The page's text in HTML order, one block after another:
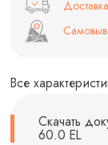
Все
Скачать
60.0 EL